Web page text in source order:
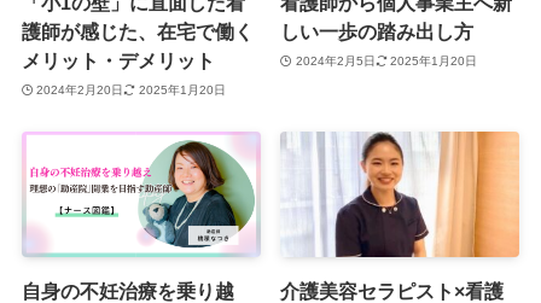
護師が感じた、在宅で働く
メリット・デメリット
2024年2月20日 2025年1月20日
しい一歩の踏み出し方
2024年2月5日 2025年1月20日
自身の不妊治療を乗り越
介護美容セラピスト×看護